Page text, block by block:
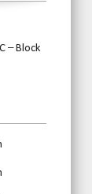
– Block